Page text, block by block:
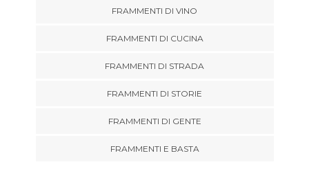
FRAMMENTI DI VINO
FRAMMENTI DI CUCINA
FRAMMENTI DI STRADA
FRAMMENTI DI STORIE
FRAMMENTI DI GENTE
FRAMMENTI E BASTA